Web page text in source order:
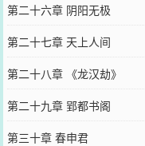
第二十六章 阴阳无极
第二十七章 天上人间
第二十八章 《龙汉劫》
第二十九章 郢都书阁
第三十章 春申君